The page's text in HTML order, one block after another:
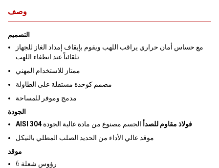
وصف
التصميم
مع حساس أمان حراري يراقب اللهب ويقوم بإيقاف إمداد الغاز للجهاز
تلقائياً عند انطفاء اللهب
ممتاز للاستخدام المهني
مصمم كوحدة مستقلة على الطاولة
مدمج وموفر للمساحة
الجودة
AISI 304 فولاذ مقاوم للصدأ الجسم مصنوع من مادة عالية الجودة
موقد عالي الأداء من الحديد الصلب المطلي بالنيكل
موقد
6 رؤوس شعلة